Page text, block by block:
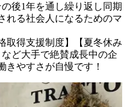
後1年を通し繰り返し同期
れる社会人になるためのマ
取得支援制度】【夏冬休み
ど大手で絶賛成長中の企
きやすさが自慢です！